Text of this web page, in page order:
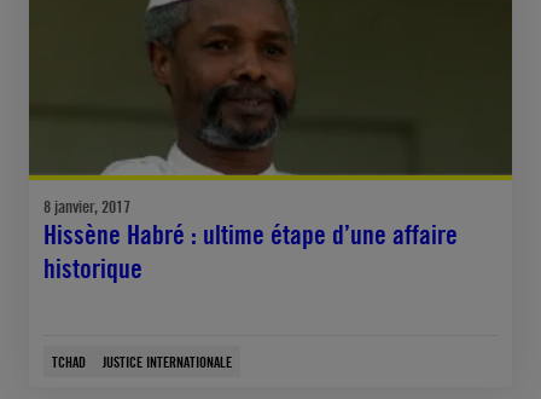
8 janvier, 2017
Hissène Habré : ultime étape d’une affaire
historique
TCHAD JUSTICE INTERNATIONALE